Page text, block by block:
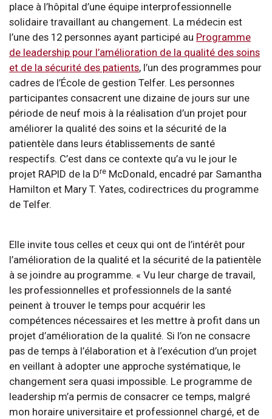
place à l’hôpital d’une équipe interprofessionnelle
solidaire travaillant au changement. La médecin est
l’une des 12 personnes ayant participé au Programme
de leadership pour l’amélioration de la qualité des soins
et de la sécurité des patients, l’un des programmes pour
cadres de l’École de gestion Telfer. Les personnes
participantes consacrent une dizaine de jours sur une
période de neuf mois à la réalisation d’un projet pour
améliorer la qualité des soins et la sécurité de la
patientèle dans leurs établissements de santé
respectifs. C’est dans ce contexte qu’a vu le jour le
projet RAPID de la Dre McDonald, encadré par Samantha
Hamilton et Mary T. Yates, codirectrices du programme
de Telfer.
Elle invite tous celles et ceux qui ont de l’intérêt pour
l’amélioration de la qualité et la sécurité de la patientèle
à se joindre au programme. « Vu leur charge de travail,
les professionnelles et professionnels de la santé
peinent à trouver le temps pour acquérir les
compétences nécessaires et les mettre à profit dans un
projet d’amélioration de la qualité. Si l’on ne consacre
pas de temps à l’élaboration et à l’exécution d’un projet
en veillant à adopter une approche systématique, le
changement sera quasi impossible. Le programme de
leadership m’a permis de consacrer ce temps, malgré
mon horaire universitaire et professionnel chargé, et de